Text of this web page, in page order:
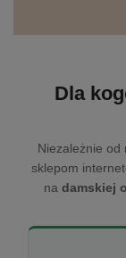
Dla
Niezależnie
sklepom
na damskiej